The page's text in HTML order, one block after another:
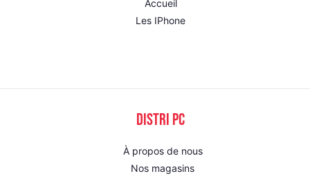
Accueil
Les IPhone
DISTRI PC
À propos de nous
Nos magasins